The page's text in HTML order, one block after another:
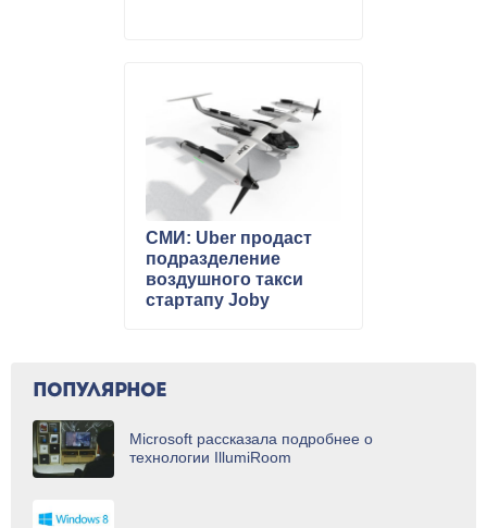
СМИ: Uber продаст
подразделение
воздушного такси
стартапу Joby
ПОПУЛЯРНОЕ
Microsoft рассказала подробнее о
технологии IllumiRoom